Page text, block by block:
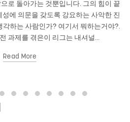
로 돌아가는 것뿐입니다. 그의 힘이 끝
에 의문을 갖도록 강요하는 사악한 진
각하는 사람인가? 여기서 뭐하는거야?.
과제를 겪은이 리그는 내셔널...
Read More